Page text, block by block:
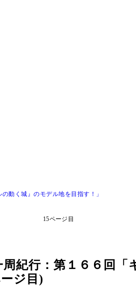
動く城』のモデル地を目指す！」
15ページ目
紀行：第１６６回
ジ目)